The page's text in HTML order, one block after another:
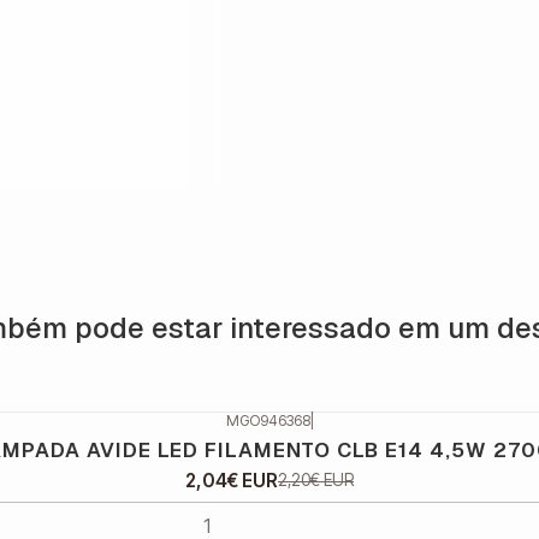
pode estar interessado em um
MGO946368|
AVIDE LED FILAMENTO CLB E14 4,5W
2,04€ EUR2,20€ EUR